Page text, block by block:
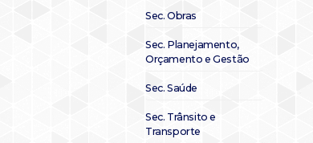
Sec. Obras
Sec. Planejamento,
Orçamento e Gestão
Sec. Saúde
Sec. Trânsito e
Transporte